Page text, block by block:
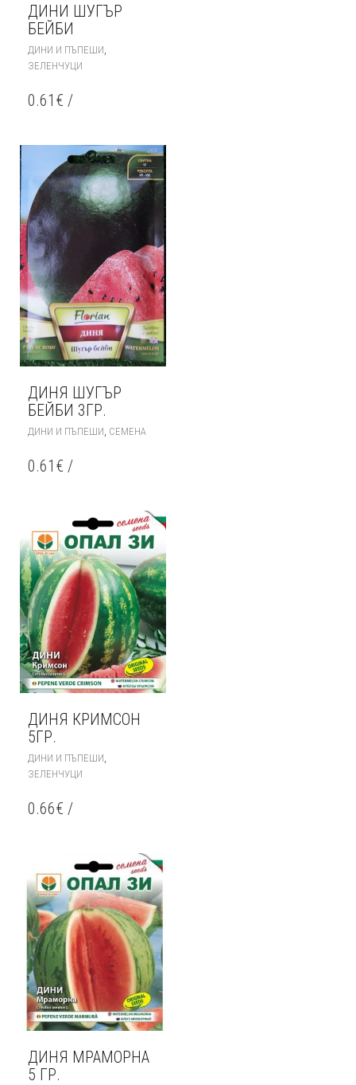
ДИНИ ШУГЪР
БЕЙБИ
ДИНИ И ПЪПЕШИ,
ЗЕЛЕНЧУЦИ
0.61 € /
ДИНЯ ШУГЪР
БЕЙБИ 3ГР.
ДИНИ И ПЪПЕШИ СЕМЕНА
0.61 € /
ДИНЯ КРИМСОН
5ГР.
ДИНИ И ПЪПЕШИ
ЗЕЛЕНЧУЦИ
0.66€ /
ДИНЯ МРАМОРНА
5 ГР.